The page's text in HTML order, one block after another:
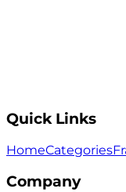
Quick Links
HomeCategories
Company